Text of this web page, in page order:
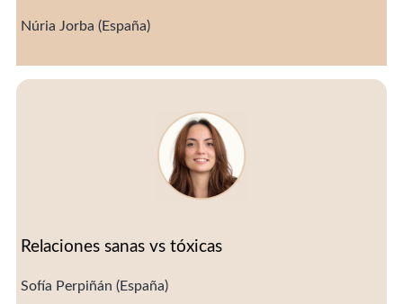
Núria Jorba (España)
Relaciones sanas vs tóxicas
Sofía Perpiñán (España)